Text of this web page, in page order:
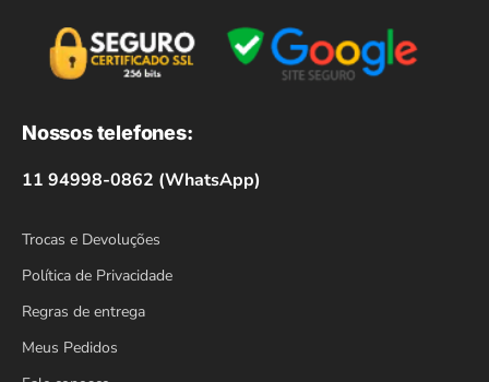
Nossos telefones:
11 94998-0862 (WhatsApp)
Trocas e Devoluções
Política de Privacidade
Regras de entrega
Meus Pedidos